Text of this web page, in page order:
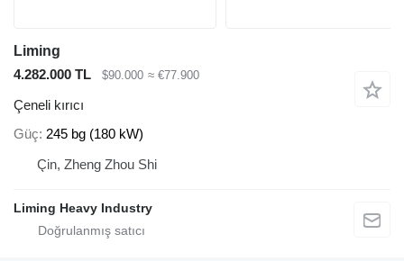
Liming
4.282.000 TL
$90.000 ≈ €77.900
Çeneli kırıcı
Güç 245 bg (180 kW)
Çin, Zheng Zhou Shi
Liming Heavy Industry